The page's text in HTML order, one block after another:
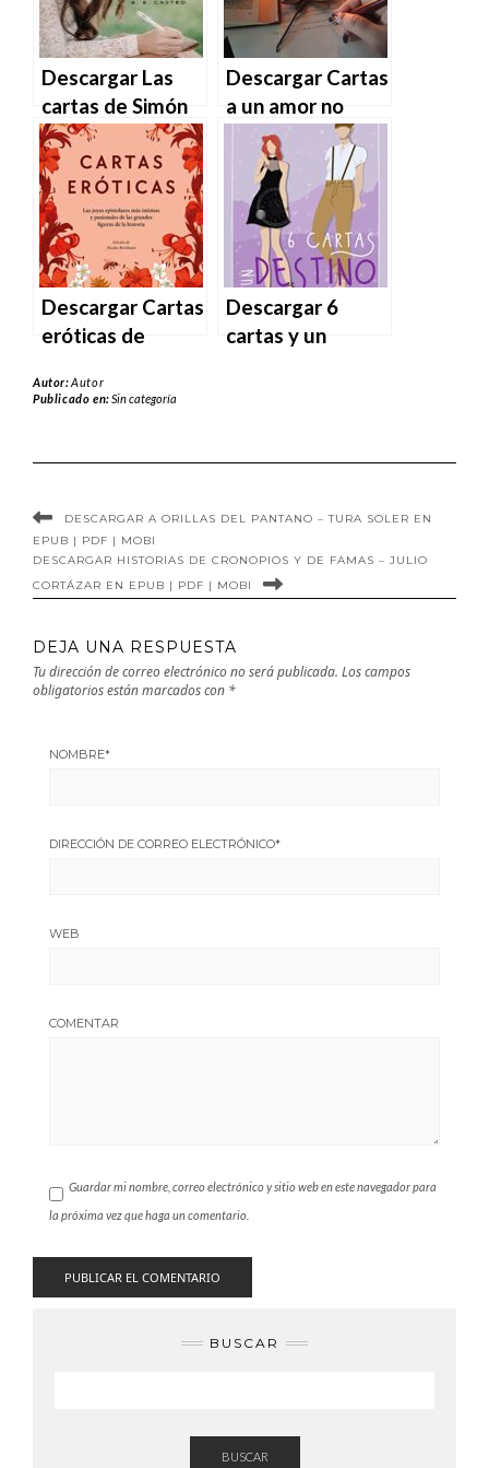
Descargar Las
cartas de Simón
de B.B. Castro en
EPUB | PDF |
MOBI
Descargar Cartas
a un amor no
correspondido de
K.C. Warnholtz
en EPUB | PDF |
MOBI
Descargar Cartas
eróticas de
en EPUB | PDF |
Descargar 6
cartas y un
Autor:Autor
Publicado en:Sin categoría
DESCARGAR A ORILLAS DEL PANTANO – TURA SOLER EN
EPUB | PDF | MOBI
DESCARGAR HISTORIAS DE CRONOPIOS Y DE FAMAS – JULIO
CORTÁZAR EN EPUB | PDF | MOBI
DEJA UNA RESPUESTA
Tu dirección de correo electrónico no será publicada. Los campos
obligatorios están marcados con *
NOMBRE*
DIRECCIÓN DE CORREO ELECTRÓNICO*
WEB
COMENTAR
Guardar mi nombre, correo electrónico y sitio web en este navegador para
la próxima vez que haga un comentario.
BUSCAR
BUSCAR